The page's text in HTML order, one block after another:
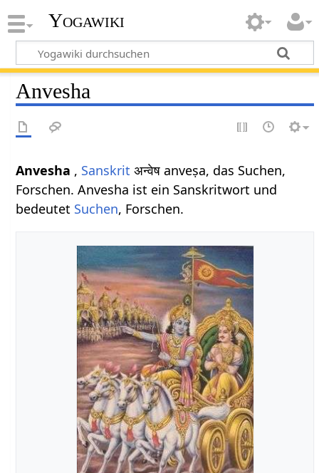
Yogawiki
Anvesha
Anvesha , Sanskrit अन्वेष anveṣa, das Suchen,
Forschen. Anvesha ist ein Sanskritwort und
bedeutet Suchen, Forschen.